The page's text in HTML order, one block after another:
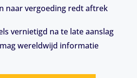
naar vergoeding redt aftrek
vernietigd na te late aanslag
wereldwijd informatie